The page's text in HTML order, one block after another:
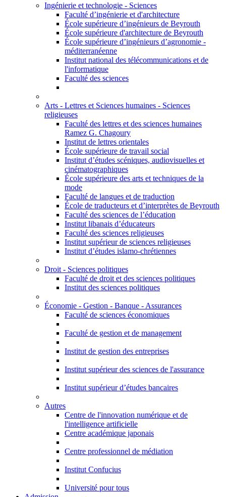
Ingénierie et technologie - Sciences
Faculté d’ingénierie et d'architecture
École supérieure d’ingénieurs de Beyrouth
École supérieure d'architecture de Beyrouth
École supérieure d’ingénieurs d’agronomie -
méditerranéenne
Institut national des télécommunications et de
l'informatique
Faculté des sciences
Arts - Lettres et Sciences humaines - Sciences
religieuses
Faculté des lettres et des sciences humaines
Ramez G. Chagoury
Institut de lettres orientales
École supérieure de travail social
Institut d’études scéniques, audiovisuelles et
cinématographiques
École supérieure des arts et techniques de la
mode
Faculté de langues et de traduction
École de traducteurs et d’interprètes de Beyrouth
Faculté des sciences de l’éducation
Institut libanais d’éducateurs
Faculté des sciences religieuses
Institut supérieur de sciences religieuses
Institut d’études islamo-chrétiennes
Droit - Sciences politiques
Faculté de droit et des sciences politiques
Institut des sciences politiques
Économie - Gestion - Banque - Assurances
Faculté de sciences économiques
Faculté de gestion et de management
Institut de gestion des entreprises
Institut supérieur des sciences de l'assurance
Institut supérieur d’études bancaires
Autres
Centre de l'innovation numérique et de
l'intelligence artificielle
Centre académique japonais
Centre professionnel de médiation
Institut Confucius
Université pour tous